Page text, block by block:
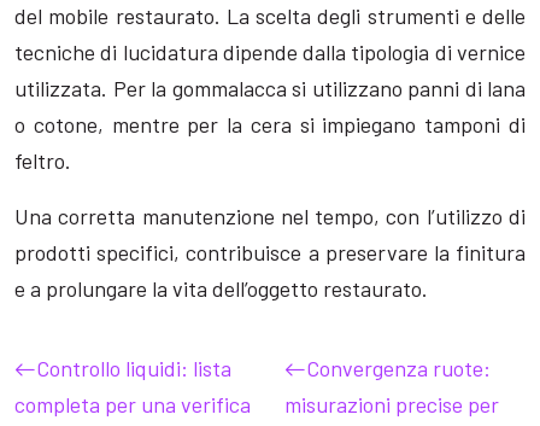
del mobile restaurato. La scelta degli strumenti e delle
tecniche di lucidatura dipende dalla tipologia di vernice
utilizzata. Per la gommalacca si utilizzano panni di lana
o cotone, mentre per la cera si impiegano tamponi di
feltro.
Una corretta manutenzione nel tempo, con l’utilizzo di
prodotti specifici, contribuisce a preservare la finitura
e a prolungare la vita dell’oggetto restaurato.
Controllo liquidi: lista
completa per una verifica
Convergenza ruote:
misurazioni precise per